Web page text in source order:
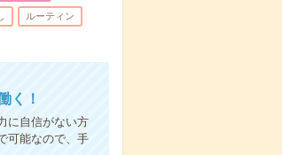
ルーティン
く！
に自信がない方
可能なので、手